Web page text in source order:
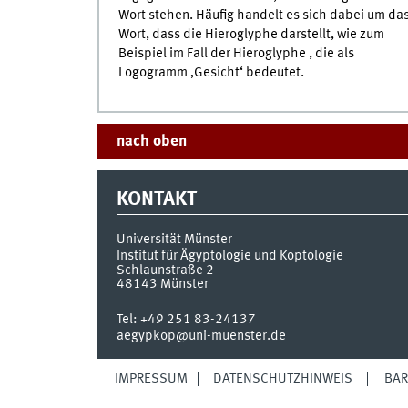
Wort stehen. Häufig handelt es sich dabei um
Wort, dass die Hieroglyphe darstellt, wie zum
Beispiel im Fall der Hieroglyphe , die als
Logogramm ‚Gesicht‘ bedeutet.
nach oben
KONTAKT
Universität Münster
Institut für Ägyptologie und Koptologie
Schlaunstraße 2
48143 Münster
Tel: +49 251 83-24137
aegypkop@uni-muenster.de
IMPRESSUM DATENSCHUTZHINWEIS